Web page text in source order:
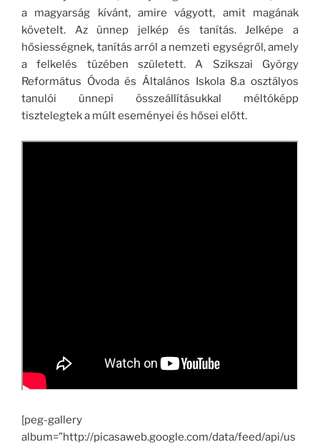
a magyarság kívánt, amire vágyott, amit magának
követelt. Az ünnep jelkép és tanítás. Jelképe a
hősiességnek, tanítás arról a nemzeti egységről, amely
a felkelés tüzében született. A Szikszai György
Református Óvoda és Általános Iskola 8.a osztályos
tanulói ünnepi összeállításukkal méltóképp
tisztelegtek a múlt eseményei és hősei előtt.
[peg-gallery
album=”http://picasaweb.google.com/data/feed/api/us